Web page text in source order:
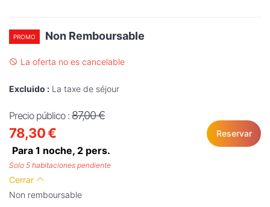
PROMO Non Remboursable
La oferta no es cancelable
Excluido : La taxe de séjour
Precio público : 87,00 €
78,30 €
Para 1 noche, 2 pers.
Reservar
Solo 5 habitaciones pendiente
Cerrar
Non remboursable